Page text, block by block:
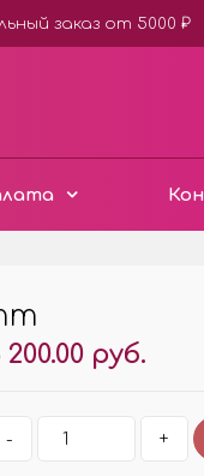
заказ от 5000 ₽
ПЛАСТИК
ЧЁРНЫЙ
200.00 руб.
- +